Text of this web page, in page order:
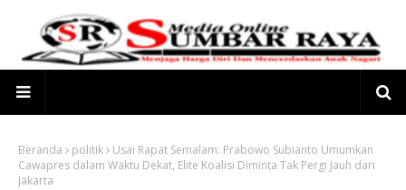
Beranda politik
Usai Rapat Semalam: Prabowo Subianto Umumkan
Cawapres dalam Waktu Dekat, Elite Koalisi Diminta Tak Pergi Jauh dari
Jakarta